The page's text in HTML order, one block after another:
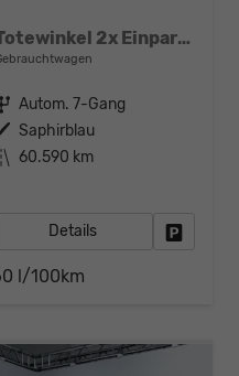
1.5 TSI FR DSG 2ZKlima Totewinkel 2x Einparkhilfe Kamera Sitzheizung 5J Garantie
Getriebe Autom. 7-Gang
Außenfarbe Saphirblau
Kilometerstand 60.590 km
Details
l/100km